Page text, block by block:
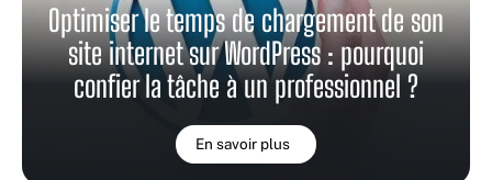
Optimiser le temps de chargement de son
site internet sur WordPress : pourquoi
confier la tâche à un professionnel ?
En savoir plus